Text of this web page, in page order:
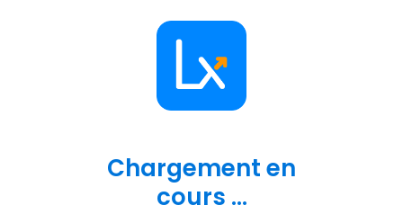
Chargement en
cours ...